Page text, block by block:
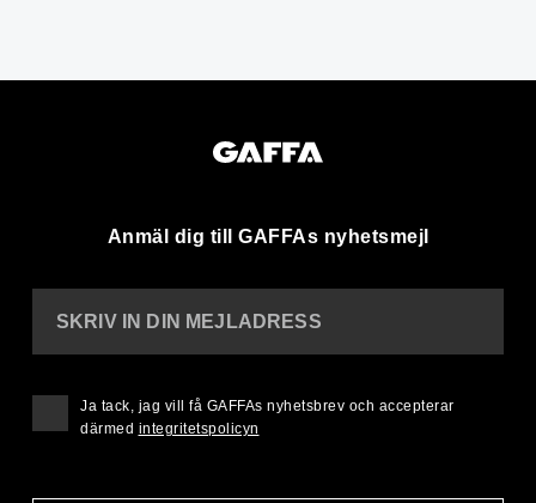
Anmäl dig till GAFFAs nyhetsmejl
SKRIV IN DIN MEJLADRESS
Ja tack, jag vill få GAFFAs nyhetsbrev och accepterar
därmed integritetspolicyn